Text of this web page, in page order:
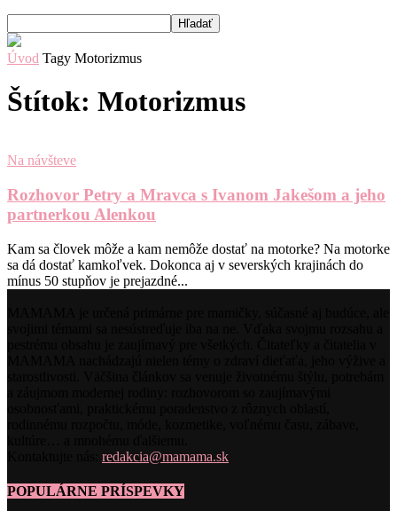
Úvod Tagy Motorizmus
Štítok: Motorizmus
Na návšteve
Rozhovor Petry a Mravca s Ivanom Jakešom a jeho
partnerkou Alenkou
Kam sa človek môže a kam nemôže dostať na motorke? Na motorke
sa dá dostať kamkoľvek. Dokonca aj v severských krajinách do
mínus 50 stupňov je prejazdné...
redakcia@mamama.sk
POPULÁRNE PRÍSPEVKY